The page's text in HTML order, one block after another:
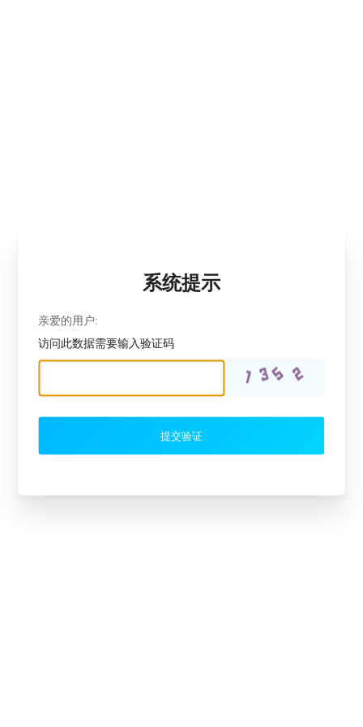
系统提示
亲爱的用户:
访问此数据需要输入验证码